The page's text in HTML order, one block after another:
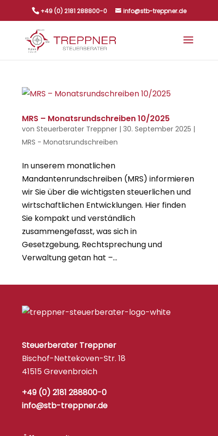
+49 (0) 2181 288800-0 info@stb-treppner.de
MRS – Monatsrundschreiben 10/2025
von Steuerberater Treppner| 30. September 2025 |
MRS - Monatsrundschreiben
In unserem monatlichen
Mandantenrundschreiben (MRS) informieren
wir Sie über die wichtigsten steuerlichen und
wirtschaftlichen Entwicklungen. Hier finden
Sie kompakt und verständlich
zusammengefasst, was sich in
Gesetzgebung, Rechtsprechung und
Verwaltung getan hat –...
Steuerberater Treppner
Bischof-Nettekoven-Str. 18
41515 Grevenbroich
+49 (0) 2181 288800-0
info@stb-treppner.de